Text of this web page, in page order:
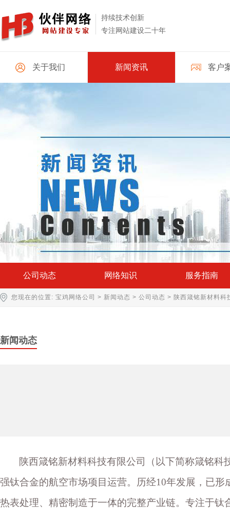
持续技术创新
专注网站建设二十年
关于我们 新闻资讯 客户
公司动态 网络知识 服务指南
您现在的位置: 宝鸡网络公司 > 新闻动态 > 公司动态 > 陕西箴铭新材料科
新闻动态
陕西箴铭新材料科技有限公司（以下简称箴铭科
强钛合金的航空市场项目运营。历经10年发展，已形
热表处理、精密制造于一体的完整产业链。专注于钛